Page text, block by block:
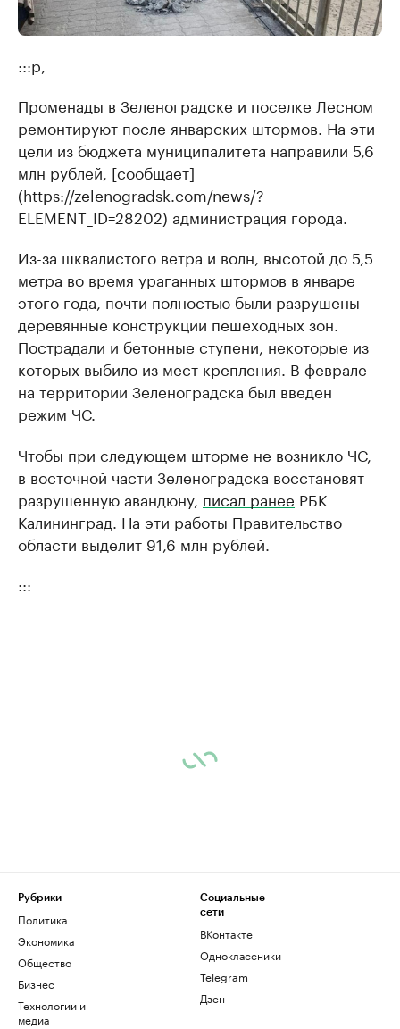
:::p,
Променады в Зеленоградске и поселке Лесном
ремонтируют после январских штормов. На эти
цели из бюджета муниципалитета направили 5,6
млн рублей, [сообщает]
(https://zelenogradsk.com/news/?
ELEMENT_ID=28202) администрация города.
Из-за шквалистого ветра и волн, высотой до 5,5
метра во время ураганных штормов в январе
этого года, почти полностью были разрушены
деревянные конструкции пешеходных зон.
Пострадали и бетонные ступени, некоторые из
которых выбило из мест крепления. В феврале
на территории Зеленоградска был введен
режим ЧС.
Чтобы при следующем шторме не возникло ЧС,
в восточной части Зеленоградска восстановят
разрушенную авандюну, писал ранее РБК
Калининград. На эти работы Правительство
области выделит 91,6 млн рублей.
:::
Рубрики
Политика
Экономика
Общество
Бизнес
Технологии и
медиа
Социальные
сети
ВКонтакте
Одноклассники
Telegram
Дзен